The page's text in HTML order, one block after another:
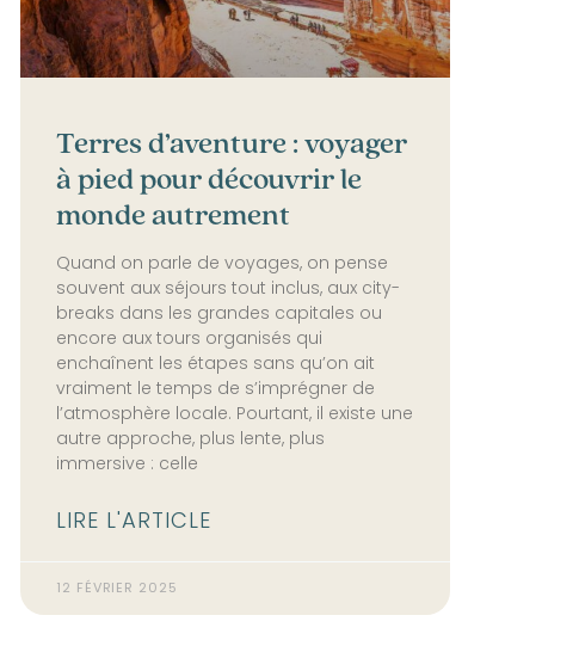
Terres d’aventure : voyager
à pied pour découvrir le
monde autrement
Quand on parle de voyages, on pense
souvent aux séjours tout inclus, aux city-
breaks dans les grandes capitales ou
encore aux tours organisés qui
enchaînent les étapes sans qu’on ait
vraiment le temps de s’imprégner de
l’atmosphère locale. Pourtant, il existe une
autre approche, plus lente, plus
immersive : celle
LIRE L'ARTICLE
12 FÉVRIER 2025